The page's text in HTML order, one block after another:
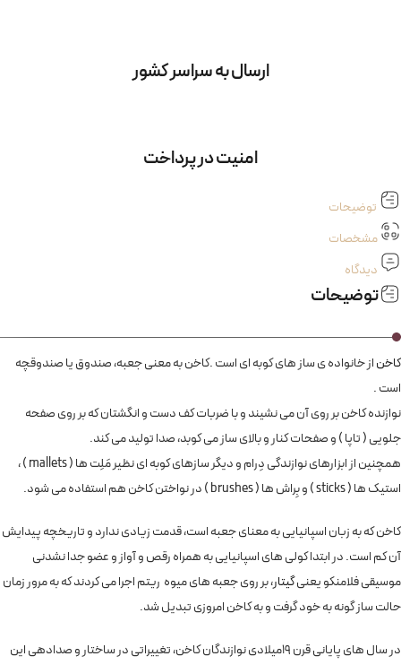
ارسال به سراسر کشور
امنیت در پرداخت
توضیحات
مشخصات
دیدگاه
توضیحات
کاخناز خانواده ی ساز های کوبه ای است .کاخن به معنی جعبه، صندوق یا صندوقچه
است .
نوازنده کاخن بر روی آن می نشیند و با ضربات کف دست و انگشتان که بر روی صفحه
جلویی ( تاپا ) و صفحات کنار و بالای ساز می کوبد، صدا تولید می کند.
همچنین از ابزارهای نوازندگی دِرام و دیگر سازهای کوبه ای نظیر مَلِت ها ( mallets ) ،
استیک ها ( sticks ) و بِراش ها ( brushes ) در نواختن کاخن هم استفاده می شود.
کاخن که به زبان اسپانیایی به معنای جعبه است، قدمت زیادی ندارد و تاریخچه پیدایش
آن کم است. در ابتدا کولی های اسپانیایی به همراه رقص و آواز و عضو جدا نشدنی
موسیقی فلامنکو یعنیگیتار، بر روی جعبه های میوه ریتم اجرا می کردند که به مرور زمان
حالت ساز گونه به خود گرفت و به کاخن امروزی تبدیل شد.
در سال های پایانی قرن ۱۹میلادی نوازندگان کاخن، تغییراتی در ساختار و صدادهی این